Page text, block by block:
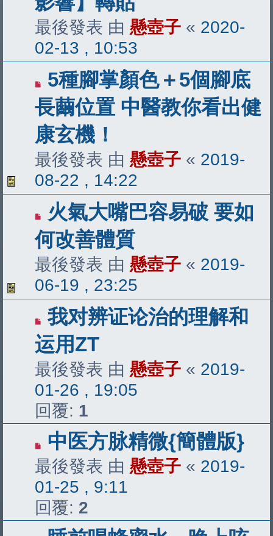
最後發表 由 懸壺子 « 2020-
02-13 , 10:53
5種腳掌顏色＋5個腳底
長繭位置 中醫教你看出健
康玄機！
最後發表 由 懸壺子 « 2019-
08-22 , 14:22
火氣大嘴巴容易破 要如
何改善體質
最後發表 由 懸壺子 « 2019-
06-19 , 23:25
我对辨证论治的理解和
运用ZT
最後發表 由 懸壺子 « 2019-
01-26 , 19:05
回覆: 1
中医方脉精微{簡體版}
最後發表 由 懸壺子 « 2019-
01-25 , 9:11
回覆: 2